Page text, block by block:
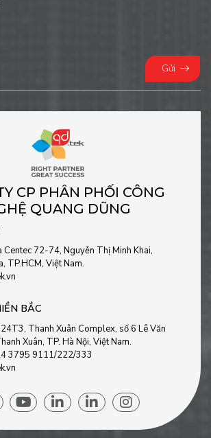
Gửi
CP PHÂN PHỐI CÔNG
QUANG DŨNG
72-74, Nguyễn Thị Minh Khai,
TP.HCM, Việt Nam.
BẮC
Thanh Xuân Complex, số 6 Lê Văn
Xuân, TP. Hà Nội, Việt Nam.
3795 9111/222/333